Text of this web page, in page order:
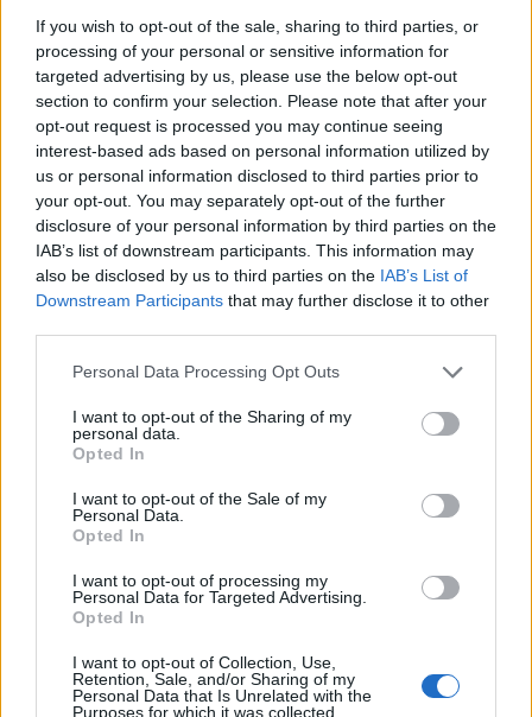
If you wish to opt-out of the sale, sharing to third parties, or
processing of your personal or sensitive information for
targeted advertising by us, please use the below opt-out
section to confirm your selection. Please note that after your
opt-out request is processed you may continue seeing
interest-based ads based on personal information utilized by
us or personal information disclosed to third parties prior to
your opt-out. You may separately opt-out of the further
disclosure of your personal information by third parties on the
IAB’s list of downstream participants. This information may
also be disclosed by us to third parties on the IAB’s List of
Downstream Participants that may further disclose it to other
Please note that this website/app uses one or more Google
not limited to your visit or usage behaviour. You may click to
grant or deny consent to Google and its third-party tags to
use your data for below specified purposes in below Google
consent section.
Personal Data Processing Opt Outs
I want to opt-out of the Sharing of my
personal data.
Opted In
I want to opt-out of the Sale of my
Personal Data.
Opted In
I want to opt-out of processing my
Personal Data for Targeted Advertising.
Opted In
I want to opt-out of Collection, Use,
Retention, Sale, and/or Sharing of my
Personal Data that Is Unrelated with the
Purposes for which it was collected.
egységesebb, a languedoci identitást jobban
hangsúlyozó piaci fellépéssel növelni tudja a
fogyasztótáborát. A teszt eddigi eredményei
pozitívak, pl. kiderült, hogy a fogyasztókat nem
zavarja, ha a fehérbor és a rozé össze van keverve, a
vörös-nemvörös differenciálás mellett inkább érdekli
a száraz és nem száraz borok világos elkülönítése.
A másik frontot a folyóborok értékesítésénél nyitotta
meg a CIVL, amennyiben fontolgatják és tesztelik egy
piaci alapú "hozamkorlátozás" bevezetését. Az egyes
languedoci AOC-kban már most is működő rendszer
okozott, hogy a languedoci pincészetek nem tudták
eladni az összes borukat. Ezért az új évjáratok
közeledtével a termelők elkezdték csökkenteni az
árakat, hogy az előző évjáratból bent ragadt boron
kereskedők és felvásárlók egyszerűen kivártak, mert
tudták, hogy a szezon végén olcsóbban jutnak hozzá
sújtó gyakorlat több vidéket (pl. Corbieres-t és
Minervois-t) is kezdett lehetetlen helyzetbe hozni. Az
kell adniuk arról, hogy az előző három évben mennyi
bort tudtak eladni, és ezeknek az adatoknak a